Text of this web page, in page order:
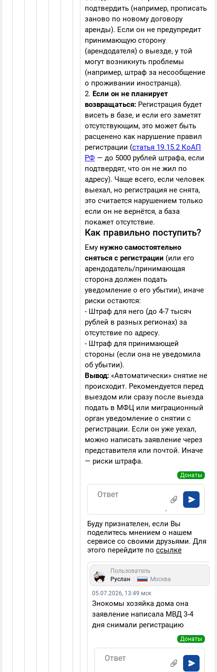
подтвердить (например, прописать
заново по новому договору
аренды). Если он не предупредит
принимающую сторону
(арендодателя) о выезде, у той
могут возникнуть проблемы
(например, штраф за несообщение
о проживании иностранца).
2. Если он не планирует
возвращаться: Регистрация будет
висеть в базе, и если его заметят
отсутствующим, это может быть
расценено как нарушение правил
регистрации (статья 19.15.2 КоАП
РФ — до 5000 рублей штрафа, если
подтвердят, что он не жил по
адресу). Чаще всего, если человек
выехал, но регистрация не снята,
это считается нарушением только
если он не вернётся, а база
покажет отсутствие.
Как правильно поступить?
Ему нужно самостоятельно
сняться с регистрации (или его
арендодатель/принимающая
сторона должен подать
уведомление о его убытии), иначе
риски остаются:
- Штраф для него (до 4-7 тысяч
рублей в разных регионах) за
отсутствие по адресу.
- Штраф для принимающей
стороны (если она не уведомила
об убытии).
Вывод: «Автоматически» снятие не
происходит. Рекомендуется перед
выездом или сразу после выезда
подать в МФЦ или миграционный
орган уведомление о снятии с
регистрации. Если он уже уехал,
можно написать заявление через
представителя или почтой. Иначе
— риски штрафа.
Донаты
Буду признателен, если Вы
поделитесь мнением о нашем
сервисе со своими друзьями. Для
этого перейдите по ссылке
Пользователь
Руслан
Москва
05.07.2026, 13:49 мск
Знокомы хозяйка дома она
заявление написала МВД 3-4
дня снимали регистрацию
Донаты